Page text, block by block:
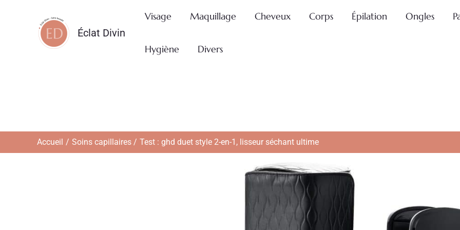
Éclat Divin
Visage Maquillage Cheveux Corps Épilation Ongles
Hygiène Divers
Accueil Soins capillaires Test : ghd duet style 2-en-1, lisseur séchant ultime